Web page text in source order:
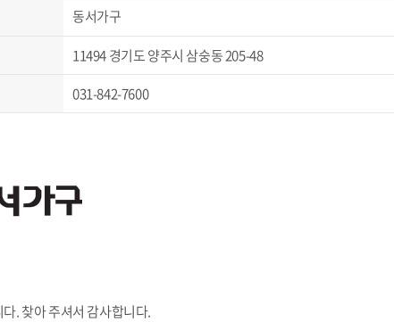
동서가구
11494 경기도 양주시 삼숭동 205-48
031-842-7600
. 찾아 주셔서 감사합니다.